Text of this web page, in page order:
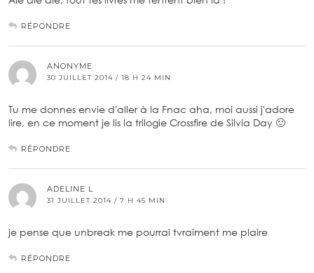
RÉPONDRE
ANONYME
30 JUILLET 2014 / 18 H 24 MIN
Tu me donnes envie d'aller à la Fnac aha, moi aussi j'adore
lire, en ce moment je lis la trilogie Crossfire de Silvia Day 🙂
RÉPONDRE
ADELINE L
31 JUILLET 2014 / 7 H 45 MIN
je pense que unbreak me pourrai tvraiment me plaire
RÉPONDRE